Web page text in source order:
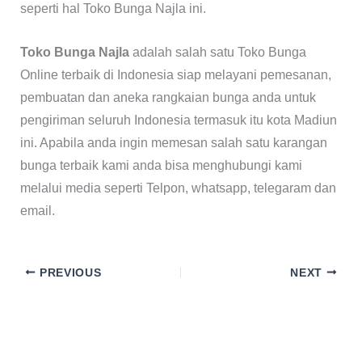
seperti hal Toko Bunga Najla ini.
Toko Bunga Najlaadalah salah satu Toko Bunga
Online terbaik di Indonesia siap melayani pemesanan,
pembuatan dan aneka rangkaian bunga anda untuk
pengiriman seluruh Indonesia termasuk itu kota Madiun
ini. Apabila anda ingin memesan salah satu karangan
bunga terbaik kami anda bisa menghubungi kami
melalui media seperti Telpon, whatsapp, telegaram dan
email.
PREVIOUS NEXT